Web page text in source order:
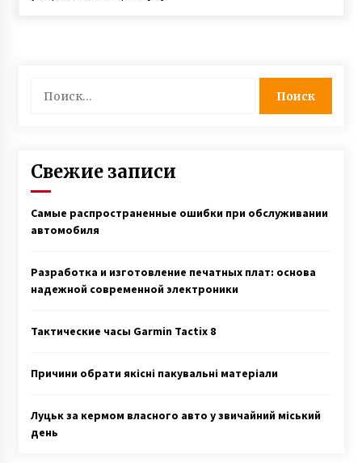
Свежие записи
Самые распространенные ошибки при обслуживании
автомобиля
Разработка и изготовление печатных плат: основа
надежной современной электроники
Тактические часы Garmin Tactix 8
Причини обрати якісні пакувальні матеріали
Луцьк за кермом власного авто у звичайний міський
день